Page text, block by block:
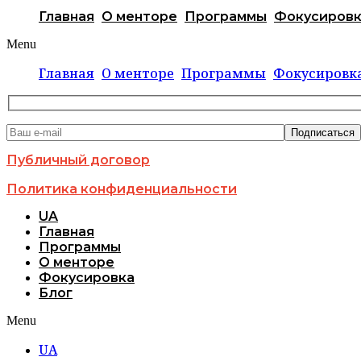
Главная О менторе Программы
Menu
Главная О менторе Программы
Публичный договор
Политика конфиденциальности
UA
Главная
Программы
О менторе
Фокусировка
Блог
Menu
UA